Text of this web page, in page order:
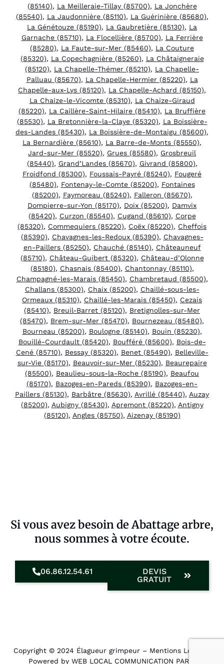
(85140), La Meilleraie-Tillay (85700), La Jonchère
(85540), La Jaudonnière (85110), La Guérinière (85680),
La Génétouze (85190), La Gaubretière (85130), La
Garnache (85710), La Flocellière (85700), La Ferrière
(85280), La Faute-sur-Mer (85460), La Couture
(85320), La Copechagnière (85260), La Châtaigneraie
(85120), La Chapelle-Thémer (85210), La Chapelle-
Palluau (85670), La Chapelle-Hermier (85220), La
Chapelle-aux-Lys (85120), La Chapelle-Achard (85150),
La Chaize-le-Vicomte (85310), La Chaize-Giraud
(85220), La Caillère-Saint-Hilaire (85410), La Bruffière
(85530), La Bretonnière-la-Claye (85320), La Boissière-
des-Landes (85430), La Boissière-de-Montaigu (85600),
La Bernardière (85610), La Barre-de-Monts (85550),
Jard-sur-Mer (85520), Grues (85580), Grosbreuil
(85440), Grand’Landes (85670), Givrand (85800),
Froidfond (85300), Foussais-Payré (85240), Fougeré
(85480), Fontenay-le-Comte (85200), Fontaines
(85200), Faymoreau (85240), Falleron (85670),
Dompierre-sur-Yon (85170), Doix (85200), Damvix
(85420), Curzon (85540), Cugand (85610), Corpe
(85320), Commequiers (85220), Coëx (85220), Cheffois
(85390), Chavagnes-les-Redoux (85390), Chavagnes-
en-Paillers (85250), Chauché (85140), Châteauneuf
(85710), Château-Guibert (85320), Château-d’Olonne
(85180), Chasnais (85400), Chantonnay (85110),
Champagné-les-Marais (85450), Chambretaud (85500),
Challans (85300), Chaix (85200), Chaillé-sous-les-
Ormeaux (85310), Chaillé-les-Marais (85450), Cezais
(85410), Breuil-Barret (85120), Bretignolles-sur-Mer
(85470), Brem-sur-Mer (85470), Bournezeau (85480),
Bourneau (85200), Boulogne (85140), Bouin (85230),
Bouillé-Courdault (85420), Boufféré (85600), Bois-de-
Cené (85710), Bessay (85320), Benet (85490), Belleville-
sur-Vie (85170), Beauvoir-sur-Mer (85230), Beaurepaire
(85500), Beaulieu-sous-la-Roche (85190), Beaufou
(85170), Bazoges-en-Pareds (85390), Bazoges-en-
Paillers (85130), Barbâtre (85630), Avrillé (85440), Auzay
(85200), Aubigny (85430), Apremont (85220), Antigny
(85120), Angles (85750), Aizenay (85190)
Si vous avez besoin de Abattage arbre,
nous sommes à votre écoute.
06.86.12.54.61
DEVIS
GRATUIT
Copyright © 2024 Élagueur grimpeur – Mentions Légales
Powered by WEB LOCAL COMMUNICATION PARIS